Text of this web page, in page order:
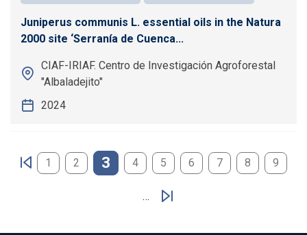
Juniperus communis L. essential oils in the Natura
2000 site ‘Serranía de Cuenca...
CIAF-IRIAF. Centro de Investigación Agroforestal
"Albaladejito"
2024
Paginación
1 2 3 4 5 6 7 8 9
…